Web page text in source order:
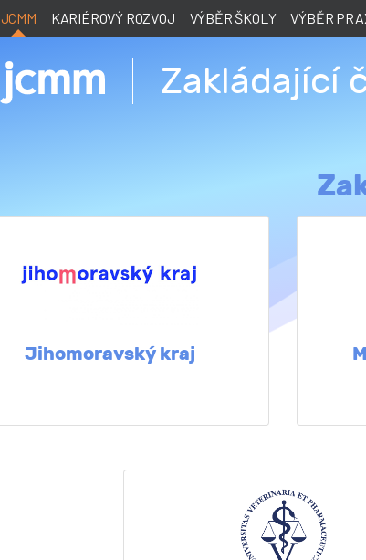
JCMM KARIÉROVÝ ROZVOJ VÝBĚR ŠKOLY VÝBĚR
Zakládající
Jihomoravský kraj